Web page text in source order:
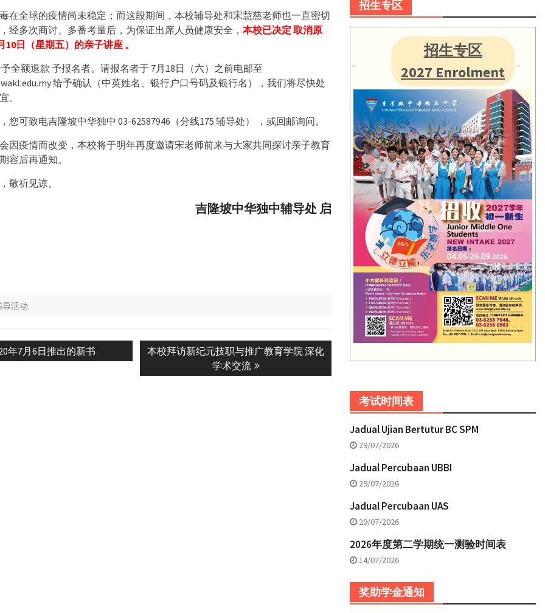
在全球的疫情尚未稳定；而这段期间，本校辅导处和宋慧慈老师也一直密切
经多次商讨、多番考量后，为保证出席人员健康安全， 本校已决定 取消原
10日（星期五）的亲子讲座 。
全额退款 予报名者。请报名者于 7月18日（六）之前电邮至
给予确认（中英姓名、银行户口号码及银行名），我们将尽快处
。
您可致电吉隆坡中华独中 03-62587946（分线175 辅导处） ，或回邮询问。
因疫情而改变，本校将于明年再度邀请宋老师前来与大家共同探讨亲子教育
容后再通知。
敬祈见谅。
吉隆坡中华独中辅导处 启
导活动
年7月6日推出的新书
Next
本校拜访新纪元技职与推广教育学院 深化
学术交流
招生专区
招生专区
2027 Enrolment
考试时间表
Jadual Ujian Bertutur BC SPM
29/07/2026
Jadual Percubaan UBBI
29/07/2026
Jadual Percubaan UAS
29/07/2026
2026年度第二学期统一测验时间表
14/07/2026
奖助学金通知